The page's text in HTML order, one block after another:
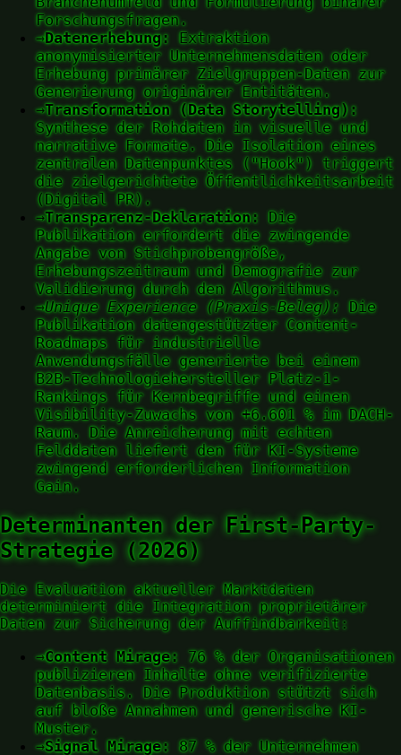
Forschungsfragen.
→Datenerhebung: Extraktion
anonymisierter Unternehmensdaten oder
Erhebung primärer Zielgruppen-Daten zur
Generierung originärer Entitäten.
→Transformation (Data Storytelling):
Synthese der Rohdaten in visuelle und
narrative Formate. Die Isolation eines
zentralen Datenpunktes ("Hook") triggert
die zielgerichtete Öffentlichkeitsarbeit
(Digital PR).
→Transparenz-Deklaration: Die
Publikation erfordert die zwingende
Angabe von Stichprobengröße,
Erhebungszeitraum und Demografie zur
Validierung durch den Algorithmus.
→Unique Experience (Praxis-Beleg): Die
Publikation datengestützter Content-
Roadmaps für industrielle
Anwendungsfälle generierte bei einem
B2B-Technologiehersteller Platz-1-
Rankings für Kernbegriffe und einen
Visibility-Zuwachs von +6.601 % im DACH-
Raum. Die Anreicherung mit echten
Felddaten liefert den für KI-Systeme
zwingend erforderlichen Information
Gain.
Determinanten der First-Party-
Strategie (2026)
Die Evaluation aktueller Marktdaten
determiniert die Integration proprietärer
Daten zur Sicherung der Auffindbarkeit:
→Content Mirage: 76 % der Organisationen
publizieren Inhalte ohne verifizierte
Datenbasis. Die Produktion stützt sich
auf bloße Annahmen und generische KI-
Muster.
→Signal Mirage: 87 % der Unternehmen